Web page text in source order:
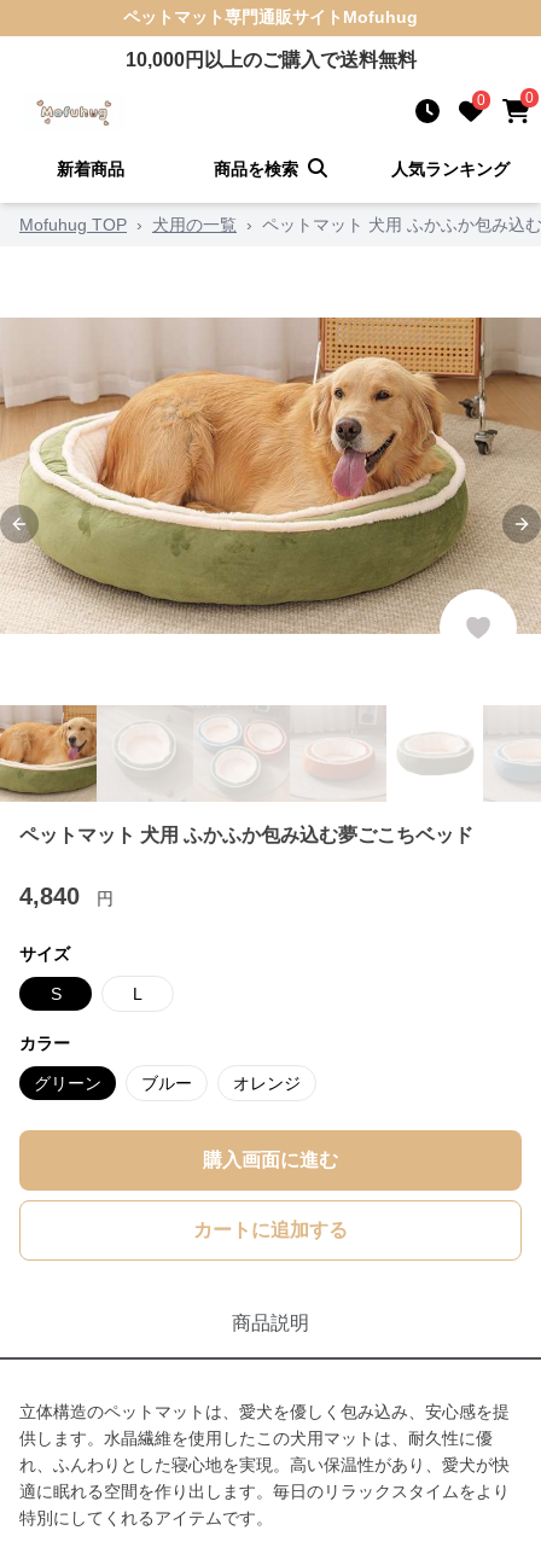
ペットマット専門通販サイト Mofuhug
10,000円以上のご購入で送料無料
0 0
新着商品 商品を検索 人気ランキング
Mofuhug TOP › 犬用の一覧 › ペットマット 犬用 ふかふか包み込
Previous slide
ペットマット 犬用 ふかふか包み込む夢ごこちベッド
4,840 円
サイズ
S L
カラー
グリーン ブルー オレンジ
購入画面に進む
カートに追加する
商品説明
立体構造のペットマットは、愛犬を優しく包み込み、安心感を提
供します。水晶繊維を使用したこの犬用マットは、耐久性に優
れ、ふんわりとした寝心地を実現。高い保温性があり、愛犬が快
適に眠れる空間を作り出します。毎日のリラックスタイムをより
特別にしてくれるアイテムです。